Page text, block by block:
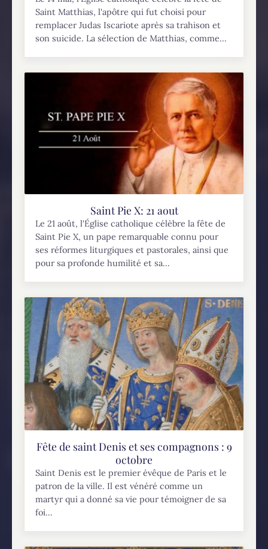
Saint Matthias, l'apôtre qui fut choisi pour
remplacer Judas Iscariote après sa trahison et
son suicide. La sélection de Matthias, comme...
Saint Pie X: 21 aout
Le 21 août, l'Église catholique célèbre la fête de
Saint Pie X, un pape remarquable connu pour
ses réformes liturgiques et pastorales, ainsi que
pour sa profonde humilité et sa...
Fête de saint Denis et ses compagnons : 9
octobre
Saint Denis est le premier évêque de Paris et le
patron de la ville. Il est vénéré comme un
martyr qui a donné sa vie pour témoigner de sa
foi...